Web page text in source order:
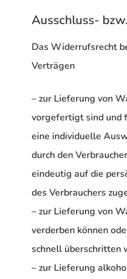
Ausschluss-
Das Widerrufsrecht
Verträgen
– zur Lieferung von
vorgefertigt sind und
eine individuelle
durch den
eindeutig auf die
des Verbrauchers
– zur Lieferung von
verderben können
schnell überschritten
– zur Lieferung